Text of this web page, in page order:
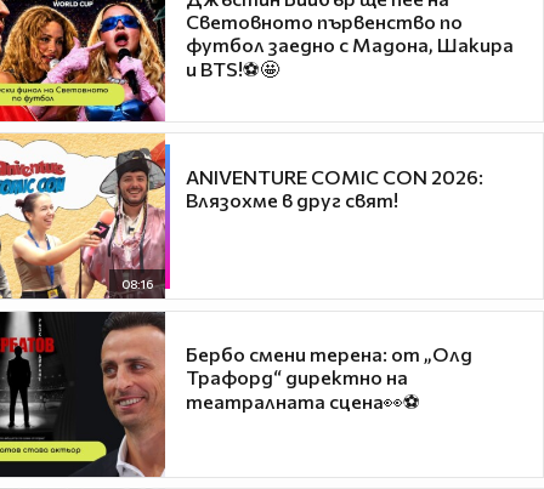
Световното първенство по
футбол заедно с Мадона, Шакира
и BTS!⚽🤩
08:16
ANIVENTURE COMIC CON 2026:
Влязохме в друг свят!
Бербо смени терена: от „Олд
Трафорд“ директно на
театралната сцена👀⚽